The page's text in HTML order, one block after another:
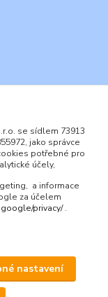
25855972
se sídlem 73913
jako správce
potřebné pro
účely,
a informace
za účelem
privacy/.
nastavení